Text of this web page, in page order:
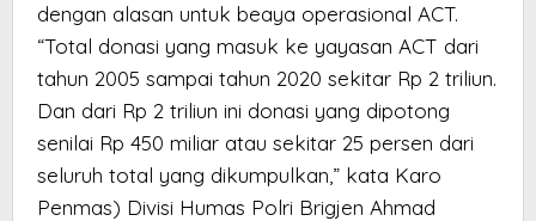
dengan alasan untuk beaya operasional ACT.
“Total donasi yang masuk ke yayasan ACT dari
tahun 2005 sampai tahun 2020 sekitar Rp 2 triliun.
Dan dari Rp 2 triliun ini donasi yang dipotong
senilai Rp 450 miliar atau sekitar 25 persen dari
seluruh total yang dikumpulkan,” kata Karo
Penmas) Divisi Humas Polri Brigjen Ahmad